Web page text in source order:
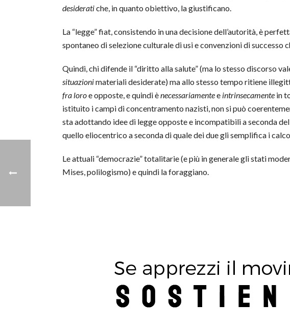
desideratiche, in quanto obiettivo, la giustificano.
La “legge” fiat, consistendo in una decisione dell’autorità, è
spontaneo di selezione culturale di usi e convenzioni di successo
Quindi, chi difende il “diritto alla salute” (ma lo stesso discorso
situazionimateriali desiderate) ma allo stesso tempo ritiene
fra loroe opposte, e quindi ènecessariamentee intrinsecamente in
istituito i campi di concentramento nazisti, non si può
sta adottando idee di legge opposte e incompatibili a seconda
quello eliocentrico a seconda di quale dei due gli semplifica i
Le attuali “democrazie” totalitarie (e più in generale gli stati
Mises, polilogismo) e quindi la foraggiano.